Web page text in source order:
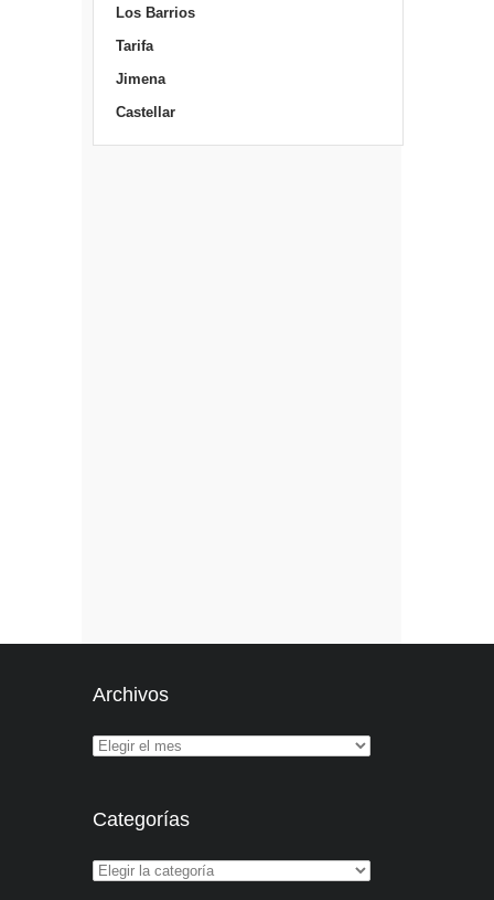
Los Barrios
Tarifa
Jimena
Castellar
Archivos
Categorías